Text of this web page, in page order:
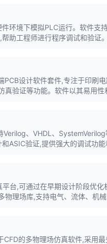
环境下模拟PLC运行。软件支
工程师进行程序调试和验证。
PCB设计软件套件,专注于印刷
验证等功能。软件以其易用性
Verilog、VHDL、
ASIC验证,提供强大的调试功能
台,可通过在早期设计阶段优化
理场库,支持电气、流体、机械
的多物理场仿真软件,采用